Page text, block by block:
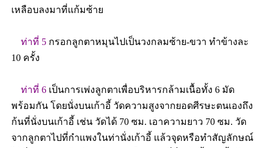
เหลือบลงมาที่แก้มซ้าย
ท่าที่ 5กรอกลูกตาหมุนไปเป็นวงกลมซ้าย-ขวา ทำข้างละ
10 ครั้ง
ท่าที่ 6เป็นการเพ่งลูกตาเพื่อบริหารกล้ามเนื้อทั้ง 6 มัด
พร้อมกัน โดยนั่งบนเก้าอี้ วัดความสูงจากยอดศีรษะตนเองถึง
ก้นที่นั่งบนเก้าอี้ เช่น วัดได้ 70 ซม. เอาความยาว 70 ซม. วัด
จากลูกตาไปที่กำแพงในท่านั่งเก้าอี้ แล้วจุดหรือทำสัญลักษณ์